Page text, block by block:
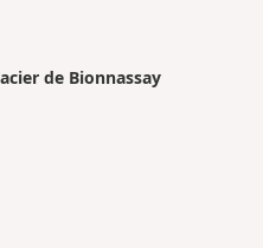
de Bionnassay